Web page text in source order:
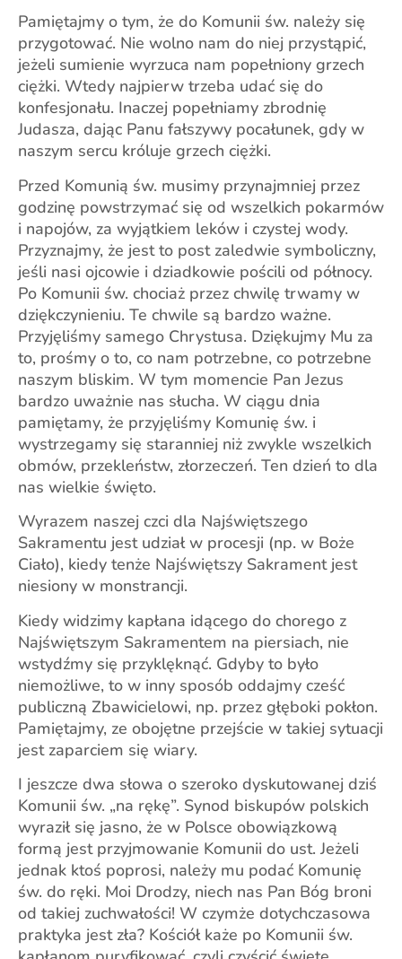
Pamiętajmy o tym, że do Komunii św. należy się
przygotować. Nie wolno nam do niej przystąpić,
jeżeli sumienie wyrzuca nam popełniony grzech
ciężki. Wtedy najpierw trzeba udać się do
konfesjonału. Inaczej popełniamy zbrodnię
Judasza, dając Panu fałszywy pocałunek, gdy w
naszym sercu króluje grzech ciężki.
Przed Komunią św. musimy przynajmniej przez
godzinę powstrzymać się od wszelkich pokarmów
i napojów, za wyjątkiem leków i czystej wody.
Przyznajmy, że jest to post zaledwie symboliczny,
jeśli nasi ojcowie i dziadkowie pościli od północy.
Po Komunii św. chociaż przez chwilę trwamy w
dziękczynieniu. Te chwile są bardzo ważne.
Przyjęliśmy samego Chrystusa. Dziękujmy Mu za
to, prośmy o to, co nam potrzebne, co potrzebne
naszym bliskim. W tym momencie Pan Jezus
bardzo uważnie nas słucha. W ciągu dnia
pamiętamy, że przyjęliśmy Komunię św. i
wystrzegamy się staranniej niż zwykle wszelkich
obmów, przekleństw, złorzeczeń. Ten dzień to dla
nas wielkie święto.
Wyrazem naszej czci dla Najświętszego
Sakramentu jest udział w procesji (np. w Boże
Ciało), kiedy tenże Najświętszy Sakrament jest
niesiony w monstrancji.
Kiedy widzimy kapłana idącego do chorego z
Najświętszym Sakramentem na piersiach, nie
wstydźmy się przyklęknąć. Gdyby to było
niemożliwe, to w inny sposób oddajmy cześć
publiczną Zbawicielowi, np. przez głęboki pokłon.
Pamiętajmy, ze obojętne przejście w takiej sytuacji
jest zaparciem się wiary.
I jeszcze dwa słowa o szeroko dyskutowanej dziś
Komunii św. „na rękę”. Synod biskupów polskich
wyraził się jasno, że w Polsce obowiązkową
formą jest przyjmowanie Komunii do ust. Jeżeli
jednak ktoś poprosi, należy mu podać Komunię
św. do ręki. Moi Drodzy, niech nas Pan Bóg broni
od takiej zuchwałości! W czymże dotychczasowa
praktyka jest zła? Kościół każe po Komunii św.